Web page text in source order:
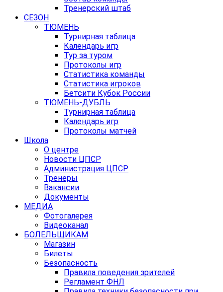
Тренерский штаб
СЕЗОН
ТЮМЕНЬ
Турнирная таблица
Календарь игр
Тур за туром
Протоколы игр
Статистика команды
Статистика игроков
Бетсити Кубок России
ТЮМЕНЬ-ДУБЛЬ
Турнирная таблица
Календарь игр
Протоколы матчей
Школа
О центре
Новости ЦПСР
Администрация ЦПСР
Тренеры
Вакансии
Документы
МЕДИА
Фотогалерея
Видеоканал
БОЛЕЛЬЩИКАМ
Магазин
Билеты
Безопасность
Правила поведения зрителей
Регламент ФНЛ